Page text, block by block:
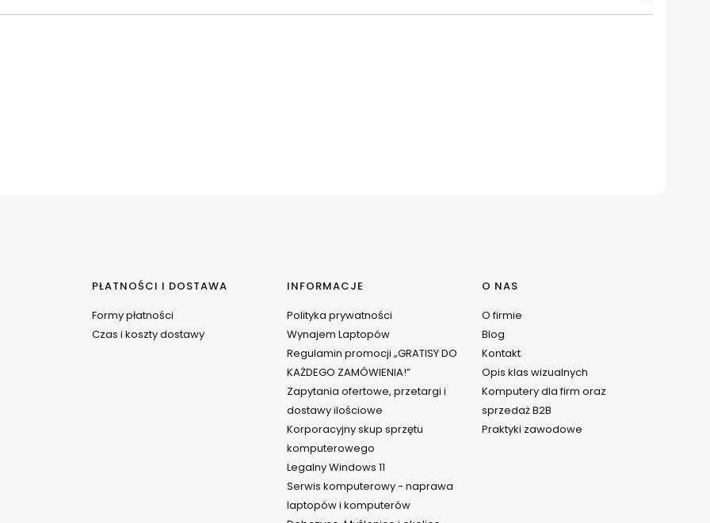
PŁATNOŚCI I DOSTAWA
Formy płatności
Czas i koszty dostawy
INFORMACJE
Polityka prywatności
Wynajem Laptopów
Regulamin promocji „GRATISY DO
KAŻDEGO ZAMÓWIENIA!”
Zapytania ofertowe, przetargi i
dostawy ilościowe
Korporacyjny skup sprzętu
komputerowego
Legalny Windows 11
Serwis komputerowy - naprawa
laptopów i komputerów
O NAS
O firmie
Blog
Kontakt
Opis klas wizualnych
Komputery dla firm oraz
sprzedaż B2B
Praktyki zawodowe